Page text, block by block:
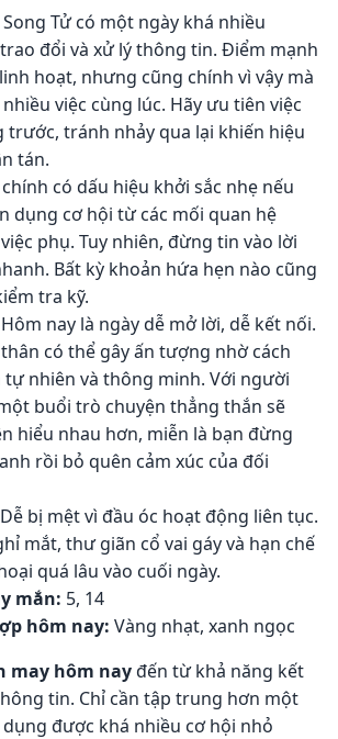
Song Tử có một ngày khá nhiều
đổi và xử lý thông tin. Điểm mạnh
hoạt, nhưng cũng chính vì vậy mà
việc cùng lúc. Hãy ưu tiên việc
trước, tránh nhảy qua lại khiến hiệu
tán.
chính có dấu hiệu khởi sắc nhẹ nếu
dụng cơ hội từ các mối quan hệ
phụ. Tuy nhiên, đừng tin vào lời
Bất kỳ khoản hứa hẹn nào cũng
tra kỹ.
Hôm nay là ngày dễ mở lời, dễ kết nối.
có thể gây ấn tượng nhờ cách
tự nhiên và thông minh. Với người
buổi trò chuyện thẳng thắn sẽ
hiểu nhau hơn, miễn là bạn đừng
rồi bỏ quên cảm xúc của đối
Dễ bị mệt vì đầu óc hoạt động liên tục.
mắt, thư giãn cổ vai gáy và hạn chế
quá lâu vào cuối ngày.
mắn: 5, 14
hôm nay: Vàng nhạt, xanh ngọc
may hôm nayđến từ khả năng kết
tin. Chỉ cần tập trung hơn một
được khá nhiều cơ hội nhỏ